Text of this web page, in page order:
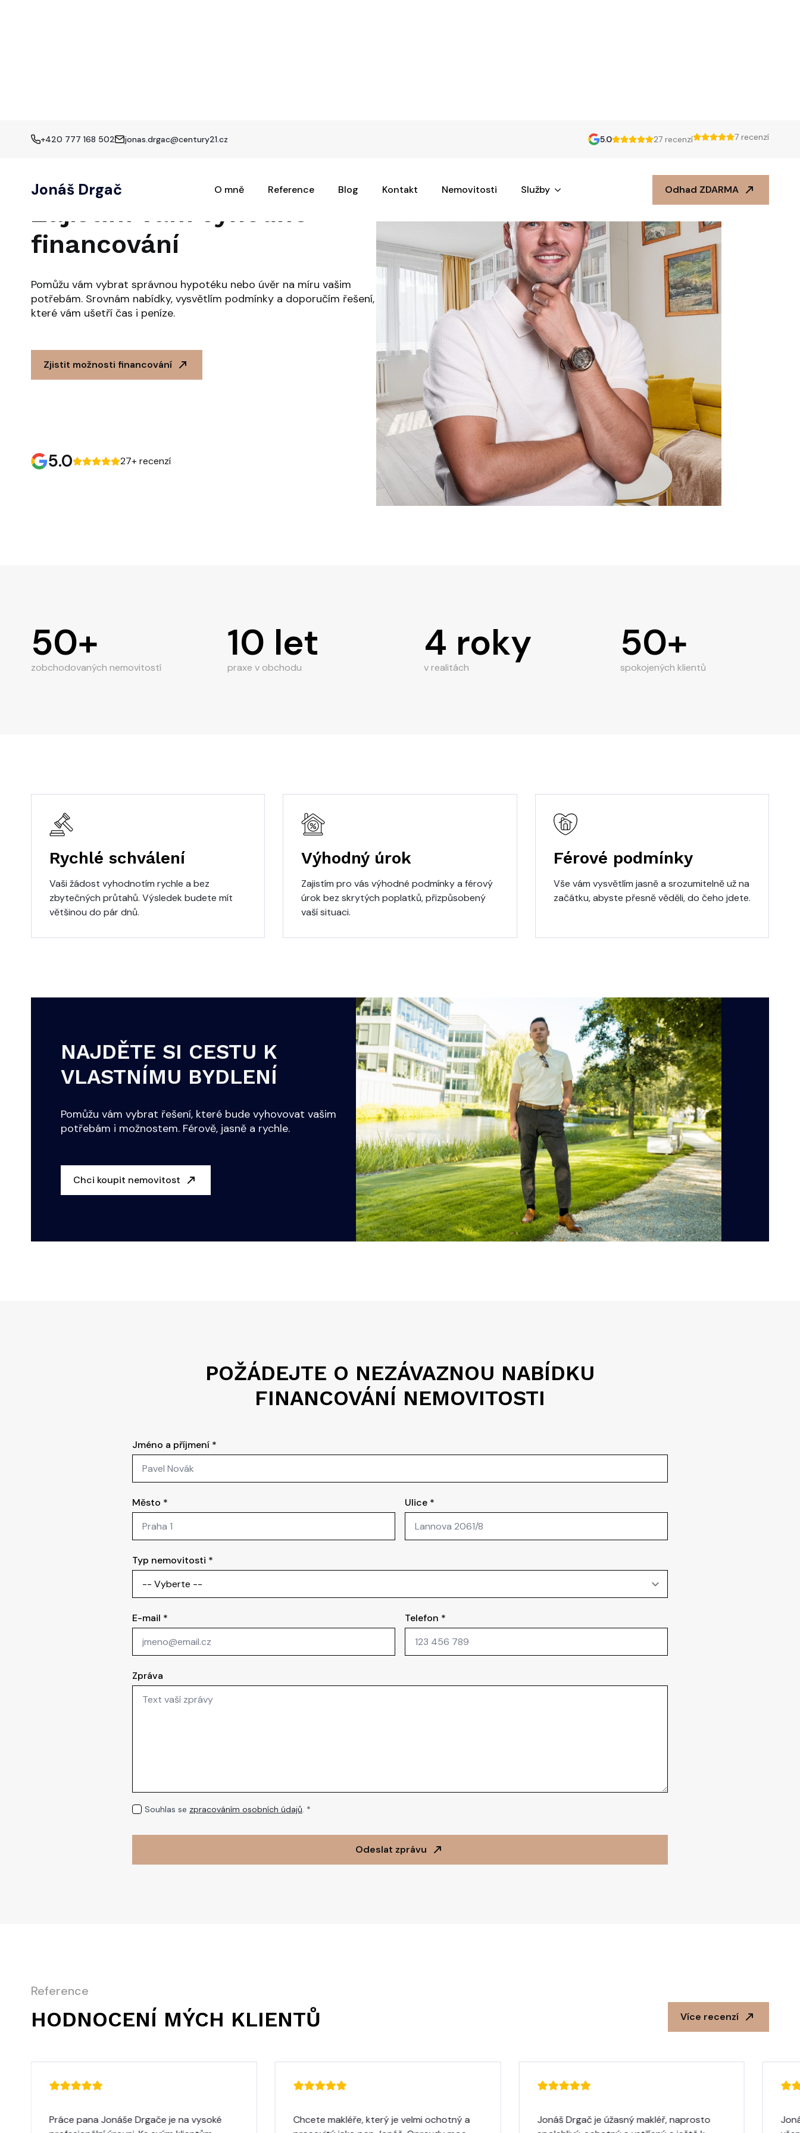
Zajistím vám výhodné
financování
Pomůžu vám vybrat správnou hypotéku nebo úvěr na míru vašim
potřebám. Srovnám nabídky, vysvětlím podmínky a doporučím řešení,
které vám ušetří čas i peníze.
Zjistit možnosti financování
5.0 27+ recenzí
50+
zobchodovaných nemovitostí
10 let
praxe v obchodu
4 roky
v realitách
50+
spokojených klientů
Rychlé schválení
Vaši žádost vyhodnotím rychle a bez
zbytečných průtahů. Výsledek budete mít
většinou do pár dnů.
Výhodný úrok
Zajistím pro vás výhodné podmínky a férový
úrok bez skrytých poplatků, přizpůsobený
vaší situaci.
Férové podmínky
Vše vám vysvětlím jasně a srozumitelně už na
začátku, abyste přesně věděli, do čeho jdete.
NAJDĚTE SI CESTU K
VLASTNÍMU BYDLENÍ
Pomůžu vám vybrat řešení, které bude vyhovovat vašim
potřebám i možnostem. Férově, jasně a rychle.
Chci koupit nemovitost
POŽÁDEJTE O NEZÁVAZNOU NABÍDKU
FINANCOVÁNÍ NEMOVITOSTI
Jméno a příjmení *
Město * Ulice *
Typ nemovitosti *
E-mail * Telefon *
Zpráva
GDPRSouhlas se zpracováním osobních údajů. *
Odeslat zprávu
Reference
HODNOCENÍ MÝCH KLIENTŮ Více recenzí
Práce pana Jonáše Drgače je na vysoké
Chcete makléře, který je velmi ochotný a
Jonáš Drgač je úžasný makléř, naprosto